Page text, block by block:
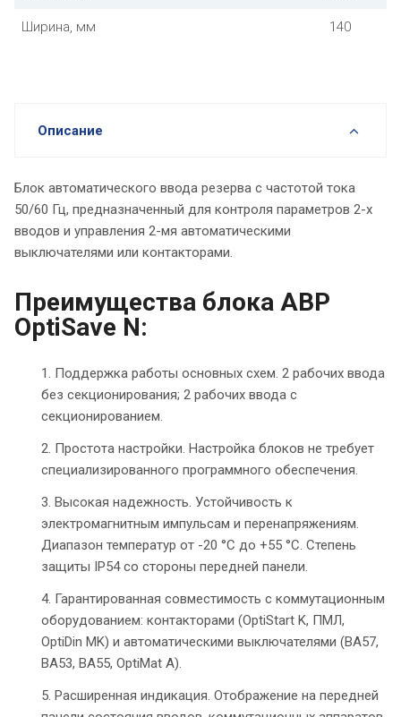
Ширина, мм 140
Описание
Блок автоматического ввода резерва с частотой тока
50/60 Гц, предназначенный для контроля параметров 2-х
вводов и управления 2-мя автоматическими
выключателями или контакторами.
Преимущества блока АВР
OptiSave N:
Поддержка работы основных схем. 2 рабочих ввода
без секционирования; 2 рабочих ввода с
секционированием.
Простота настройки. Настройка блоков не требует
специализированного программного обеспечения.
Высокая надежность. Устойчивость к
электромагнитным импульсам и перенапряжениям.
Диапазон температур от -20 °С до +55 °С. Степень
защиты IP54 со стороны передней панели.
Гарантированная совместимость с коммутационным
оборудованием: контакторами (OptiStart K, ПМЛ,
OptiDin MK) и автоматическими выключателями (ВА57,
ВА53, ВА55, OptiMat A).
Расширенная индикация. Отображение на передней